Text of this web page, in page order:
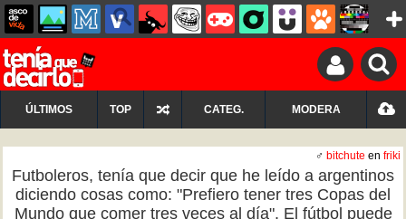
ÚLTIMOS TOP CATEG. MODERA
♂ bitchute en friki
Futboleros, tenía que decir que he leído a argentinos
diciendo cosas como: "Prefiero tener tres Copas del
Mundo que comer tres veces al día". El fútbol puede